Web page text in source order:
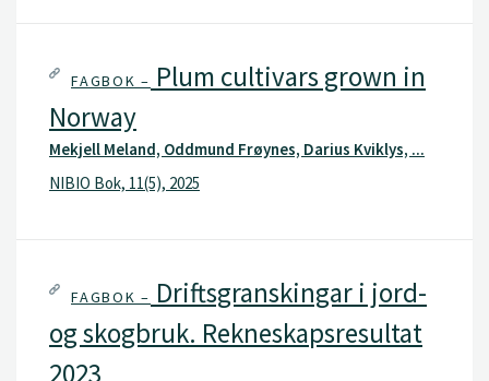
FAGBOK – Plum cultivars grown in
Norway
Mekjell Meland, Oddmund Frøynes, Darius Kviklys, ...
NIBIO Bok, 11(5), 2025
FAGBOK – Driftsgranskingar i jord-
og skogbruk. Rekneskapsresultat
2023